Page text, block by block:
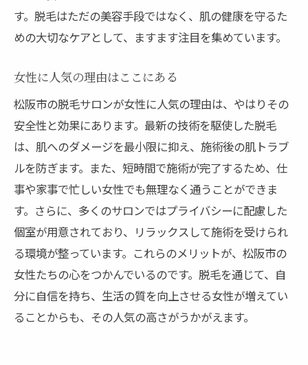
す。脱毛はただの美容手段ではなく、肌の健康を守るた
めの大切なケアとして、ますます注目を集めています。
女性に人気の理由はここにある
松阪市の脱毛サロンが女性に人気の理由は、やはりその
安全性と効果にあります。最新の技術を駆使した脱毛
は、肌へのダメージを最小限に抑え、施術後の肌トラブ
ルを防ぎます。また、短時間で施術が完了するため、仕
事や家事で忙しい女性でも無理なく通うことができま
す。さらに、多くのサロンではプライバシーに配慮した
個室が用意されており、リラックスして施術を受けられ
る環境が整っています。これらのメリットが、松阪市の
女性たちの心をつかんでいるのです。脱毛を通じて、自
分に自信を持ち、生活の質を向上させる女性が増えてい
ることからも、その人気の高さがうかがえます。